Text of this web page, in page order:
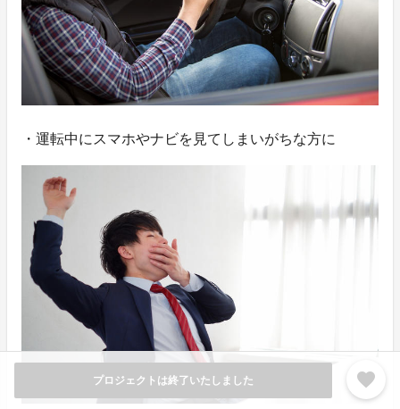
プロジェクトは終了いたしました favorite
・運転中にスマホやナビを見てしまいがちな方に